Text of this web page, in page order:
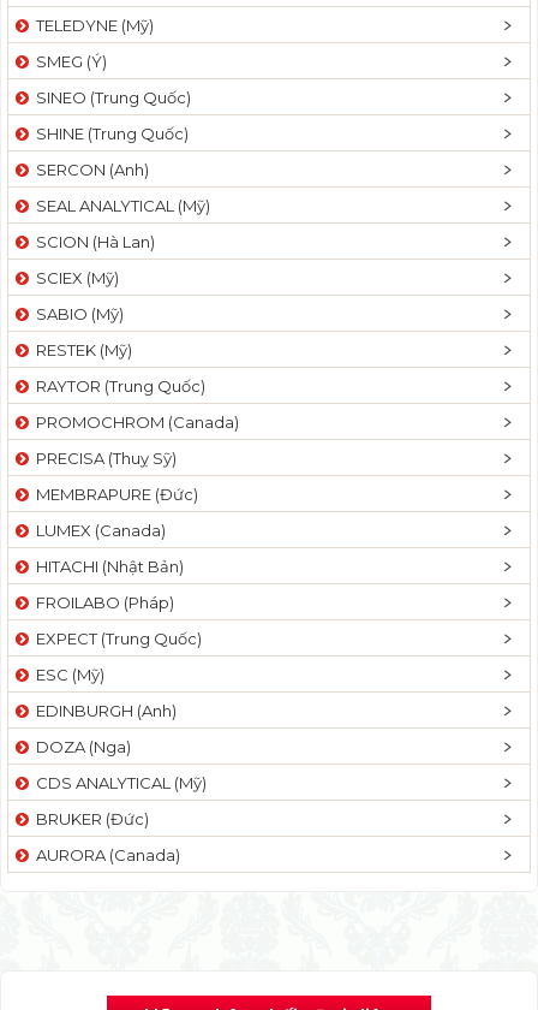
TELEDYNE (Mỹ)
SMEG (Ý)
SINEO (Trung Quốc)
SHINE (Trung Quốc)
SERCON (Anh)
SEAL ANALYTICAL (Mỹ)
SCION (Hà Lan)
SCIEX (Mỹ)
SABIO (Mỹ)
RESTEK (Mỹ)
RAYTOR (Trung Quốc)
PROMOCHROM (Canada)
PRECISA (Thuỵ Sỹ)
MEMBRAPURE (Đức)
LUMEX (Canada)
HITACHI (Nhật Bản)
FROILABO (Pháp)
EXPECT (Trung Quốc)
ESC (Mỹ)
EDINBURGH (Anh)
DOZA (Nga)
CDS ANALYTICAL (Mỹ)
BRUKER (Đức)
AURORA (Canada)